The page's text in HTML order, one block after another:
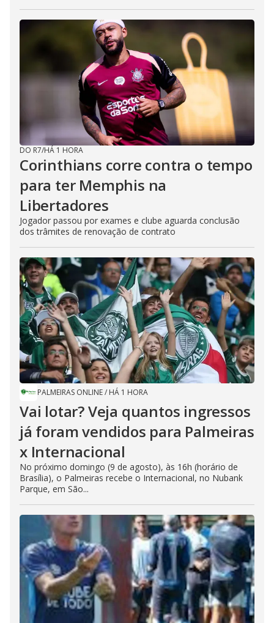
DO R7/HÁ 1 HORA
Corinthians corre contra o tempo
para ter Memphis na
Libertadores
Jogador passou por exames e clube aguarda conclusão
dos trâmites de renovação de contrato
PALMEIRAS ONLINE/ HÁ 1 HORA
Vai lotar? Veja quantos ingressos
já foram vendidos para Palmeiras
x Internacional
No próximo domingo (9 de agosto), às 16h (horário de
Brasília), o Palmeiras recebe o Internacional, no Nubank
Parque, em São...